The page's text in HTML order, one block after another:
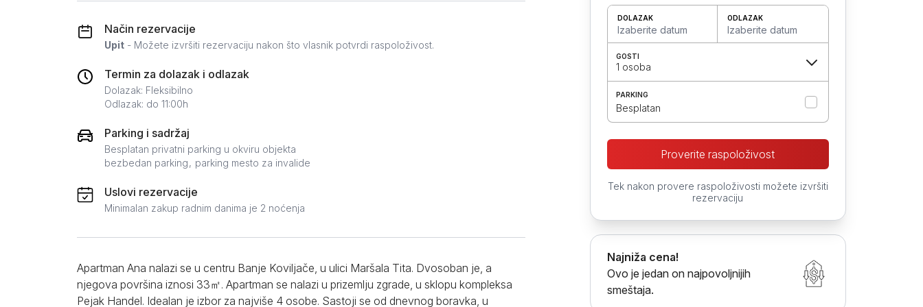
Način rezervacije
Upit - Možete izvršiti rezervaciju nakon što vlasnik potvrdi raspoloživost.
Termin za dolazak i odlazak
Dolazak: Fleksibilno
Odlazak: do 11:00h
Parking i sadržaj
Besplatan privatni parking u okviru objekta
bezbedan parking parking mesto za invalide
Uslovi rezervacije
Minimalan zakup radnim danima je 2 noćenja
Apartman Ana nalazi se u centru Banje Koviljače, u ulici Maršala Tita. Dvosoban je, a
njegova površina iznosi 33㎡. Apartman se nalazi u prizemlju zgrade, u sklopu kompleksa
Pejak Handel. Idealan je izbor za najviše 4 osobe. Sastoji se od dnevnog boravka, u
DOLAZAK
Izaberite datum
ODLAZAK
Izaberite datum
GOSTI
1 osoba
PARKING
Besplatan
Proverite raspoloživost
Tek nakon provere raspoloživosti možete izvršiti
rezervaciju
Najniža cena!
Ovo je jedan on najpovoljnijih
smeštaja.